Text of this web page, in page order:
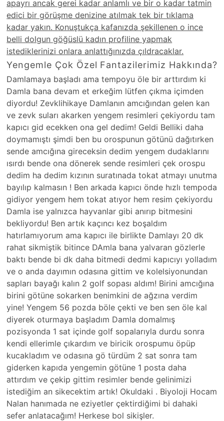
apayrı ancak gerei kadar anlamlı ve bir o kadar tatmin
edici bir görüşme denizine atılmak tek bir tıklama
kadar yakın. Konuştukça kafanızda şekillenen o ince
belli dolgun göğüslü kadın profiline yapmak
istediklerinizi onlara anlattığınızda çıldracaklar.
Yengemle Çok Özel Fantazilerimiz Hakkında?
Damlamaya başladı ama tempoyu öle bir arttırdım ki
Damla bana devam et erkeğim lütfen çıkma içimden
diyordu! Zevklihikaye Damlanın amcığından gelen kan
ve zevk suları akarken yengem resimleri çekiyordu tam
kapıcı gid ecekken ona gel dedim! Geldi Belliki daha
doymamıştı şimdi ben bu orospunun götünü dağıtırken
sende amcığına gireceksin dedim yengem dudaklarını
ısırdı bende ona dönerek sende resimleri çek orospu
dedim ha dedim kızının suratınada tokat atmayı unutma
bayılıp kalmasın ! Ben arkada kapıcı önde hızlı tempoda
gidiyor yengem hem tokat atıyor hem resim çekiyordu
Damla ise yalnızca hayvanlar gibi anırıp bitmesini
bekliyordu! Ben artık kaçıncı kez boşaldım
hatırlamıyorum ama kapıcı ile birlikte Damlayı 20 dk
rahat sikmiştik bitince DAmla bana yalvaran gözlerle
baktı bende bi dk daha bitmedi dedmi kapıcıyı yolladım
ve o anda dayımın odasına gittim ve kolelsiyonundan
sapları bayağı kalın 2 golf sopası aldım! Birini amcığına
birini götüne sokarken benimkini de ağzına verdim
yine! Yengem 56 pozda böle çekti ve ben sen öle kal
diyerek oturmaya başladım Damla domalmış
pozisyonda 1 sat içinde golf sopalarıyla durdu sonra
kendi ellerimle çıkardım ve biricik orospumu öpüp
kucakladım ve odasına gö türdüm 2 sat sonra tam
giderken kapıda yengemin götüne 1 posta daha
attırdım ve çekip gittim resimler bende gelinimizi
istediğim an sikecektim artık! Okuldaki . Biyoloji Hocam
Nalan hanımada ne eziyetler çektirdiğimi bi dahaki
sefer anlatacağım! Herkese bol sikişler.